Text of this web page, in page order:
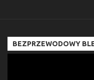
BEZPRZEWODOWY